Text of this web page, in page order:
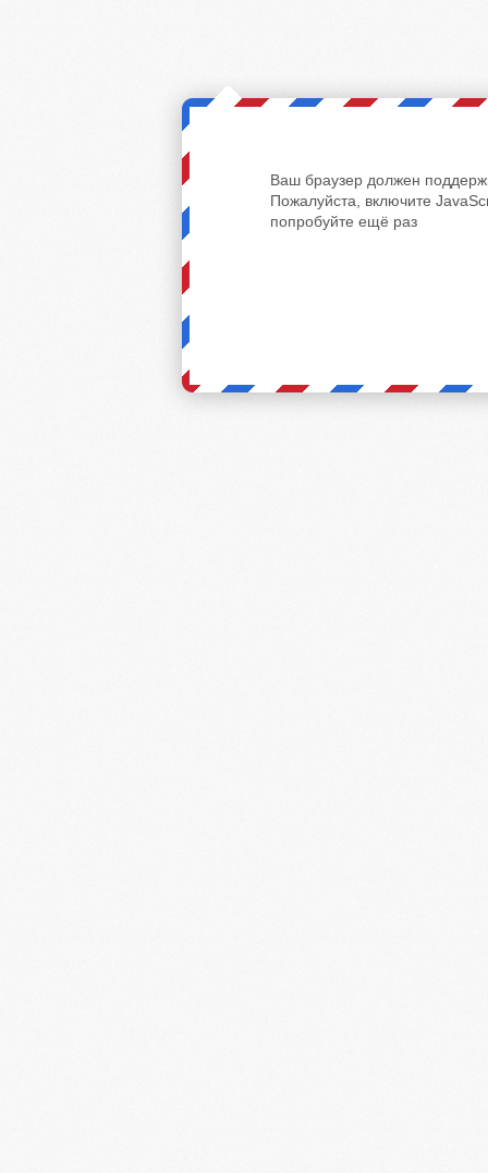
Ваш браузер должен
Пожалуйста, включите
попробуйте ещё раз